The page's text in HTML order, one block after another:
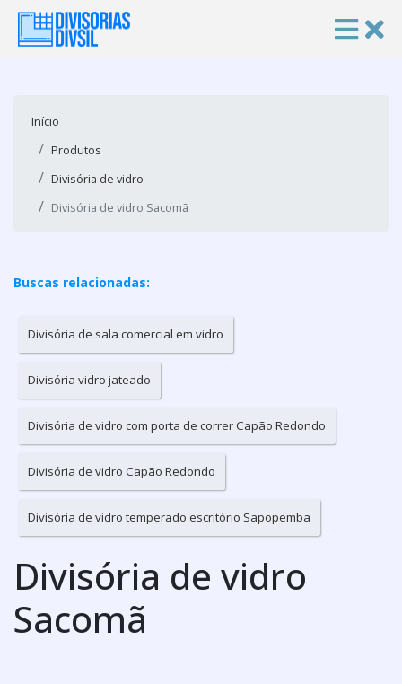
Início
Produtos
Divisória de vidro
Divisória de vidro Sacomã
Buscas relacionadas:
Divisória de sala comercial em vidro
Divisória vidro jateado
Divisória de vidro com porta de correr Capão Redondo
Divisória de vidro Capão Redondo
Divisória de vidro temperado escritório Sapopemba
Divisória de vidro
Sacomã